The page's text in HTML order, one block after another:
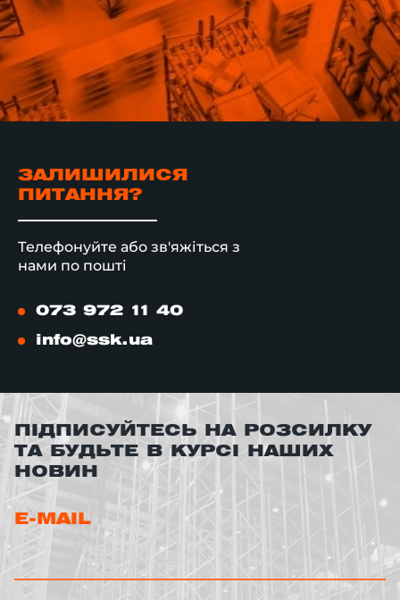
ЗАЛИШИЛИСЯ
ПИТАННЯ?
Телефонуйте або зв'яжіться з
нами по пошті
073 972 11 40
info@ssk.ua
ПІДПИСУЙТЕСЬ НА РОЗСИЛКУ
ТА БУДЬТЕ В КУРСІ НАШИХ
НОВИН
E-MAIL